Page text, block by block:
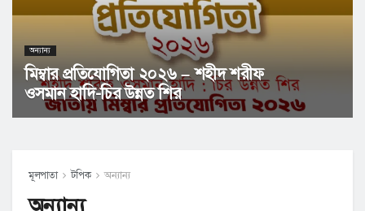
অন্যান্য
মিম্বার প্রতিযোগিতা ২০২৬ – শহীদ শরীফ
ওসমান হাদি-চির উন্নত শির
মূলপাতা টপিক অন্যান্য